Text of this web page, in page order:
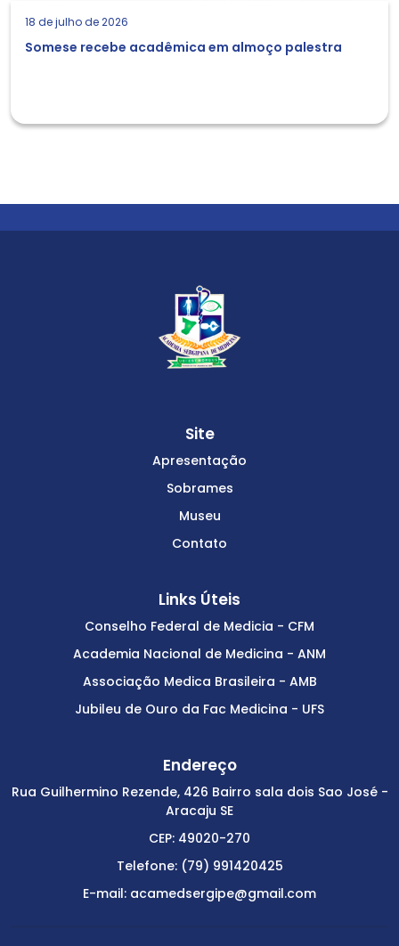
18 de julho de 2026
Somese recebe acadêmica em almoço palestra
Site
Apresentação
Sobrames
Museu
Contato
Links Úteis
Conselho Federal de Medicia - CFM
Academia Nacional de Medicina - ANM
Associação Medica Brasileira - AMB
Jubileu de Ouro da Fac Medicina - UFS
Endereço
Rua Guilhermino Rezende, 426 Bairro sala dois Sao José -
Aracaju SE
CEP: 49020-270
Telefone: (79) 991420425
E-mail: acamedsergipe@gmail.com